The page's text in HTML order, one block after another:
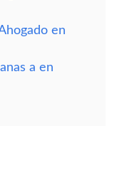
en
a en